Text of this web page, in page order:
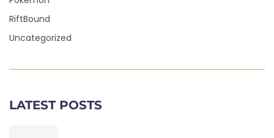
RiftBound
Uncategorized
LATEST POSTS